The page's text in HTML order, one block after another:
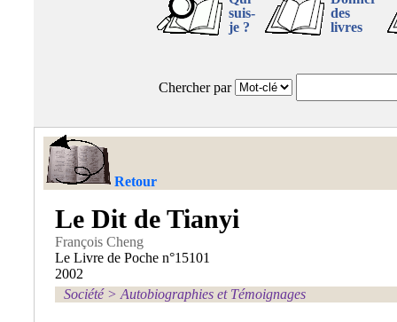
suis-
je ?
des
livres
Chercher par
Retour
Le Dit de Tianyi
François Cheng
Le Livre de Poche n°15101
2002
Société> Autobiographies et Témoignages